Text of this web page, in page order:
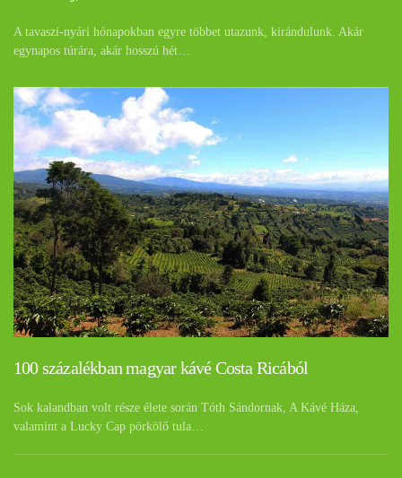
A tavaszi-nyári hónapokban egyre többet utazunk, kirándulunk. Akár
egynapos túrára, akár hosszú hét…
100 százalékban magyar kávé Costa Ricából
Sok kalandban volt része élete során Tóth Sándornak, A Kávé Háza,
valamint a Lucky Cap pörkölő tula…